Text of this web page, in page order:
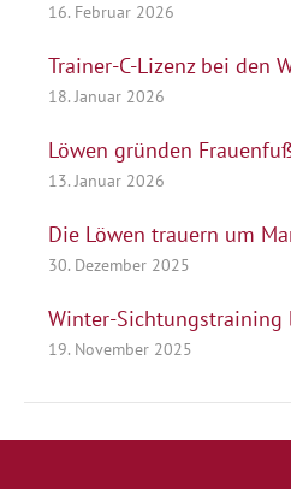
16. Februar 2026
Trainer-C-Lizenz bei den
18. Januar 2026
Löwen gründen
13. Januar 2026
Die Löwen trauern um
30. Dezember 2025
Winter-Sichtungstraining
19. November 2025